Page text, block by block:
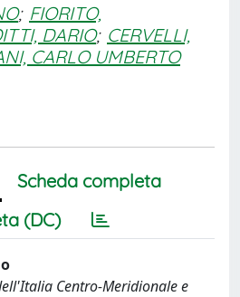
; FIORITO,
DARIO; CERVELLI,
CARLO UMBERTO
Scheda completa
(DC)
Centro-Meridionale e